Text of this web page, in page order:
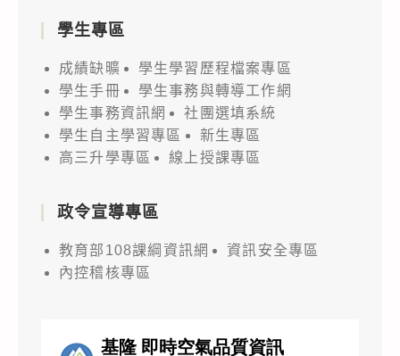
學生專區
成績缺曠
學生學習歷程檔案專區
學生手冊
學生事務與轉導工作網
學生事務資訊網
社團選填系統
學生自主學習專區
新生專區
高三升學專區
線上授課專區
政令宣導專區
教育部108課綱資訊網
資訊安全專區
內控稽核專區